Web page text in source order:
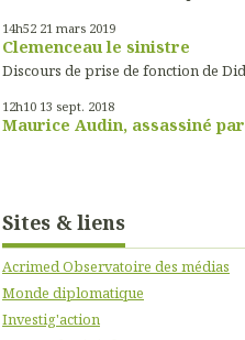
14h52 21 mars 2019
Clemenceau le sinistre
Discours de prise de fonction de
12h10 13 sept. 2018
Maurice Audin, assassiné
Sites & liens
Acrimed Observatoire des médias
Monde diplomatique
Investig'action